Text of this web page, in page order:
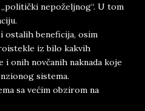
nepoželjnog“. U tom
ostalih beneficija, osim
iz bilo kakvih
i onih novčanih naknada koje
sistema.
sa većim obzirom na